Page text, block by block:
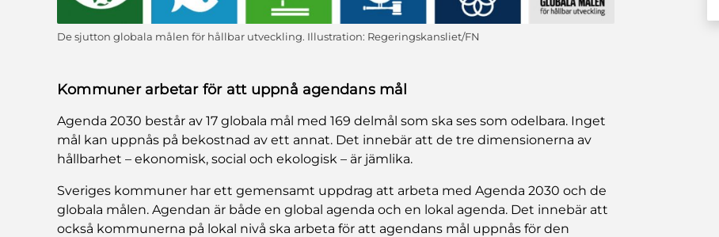
De sjutton globala målen för hållbar utveckling. Illustration: Regeringskansliet/FN
Kommuner arbetar för att uppnå agendans mål
Agenda 2030 består av 17 globala mål med 169 delmål som ska ses som odelbara. Inget
mål kan uppnås på bekostnad av ett annat. Det innebär att de tre dimensionerna av
hållbarhet – ekonomisk, social och ekologisk – är jämlika.
Sveriges kommuner har ett gemensamt uppdrag att arbeta med Agenda 2030 och de
globala målen. Agendan är både en global agenda och en lokal agenda. Det innebär att
också kommunerna på lokal nivå ska arbeta för att agendans mål uppnås för den